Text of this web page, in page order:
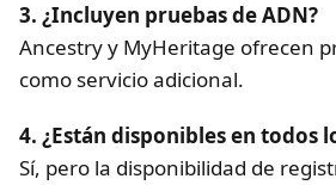
3. ¿Incluyen pruebas de ADN?
Ancestry y MyHeritage ofrecen
como servicio adicional.
4. ¿Están disponibles en todos
Sí, pero la disponibilidad de